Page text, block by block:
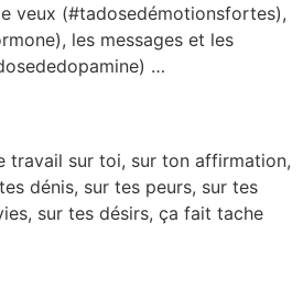
veux (#tadosedémotionsfortes),
les messages et les
…
travail sur toi, sur ton affirmation,
dénis, sur tes peurs, sur tes
sur tes désirs, ça fait tache